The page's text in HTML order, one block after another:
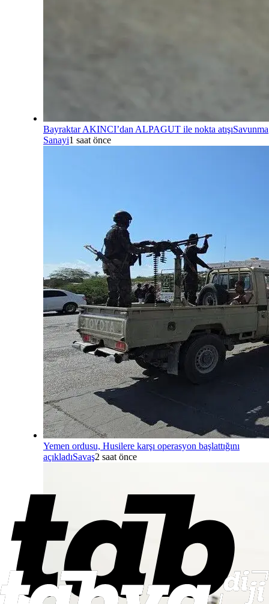
Bayraktar AKINCI’dan ALPAGUT ile nokta atışıSavunma
Sanayi1 saat önce
Yemen ordusu, Husilere karşı operasyon başlattığını
açıkladıSavaş2 saat önce